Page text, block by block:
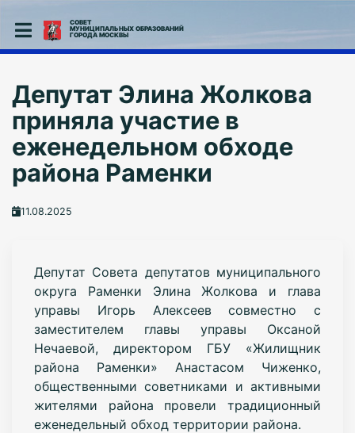
СОВЕТ
МУНИЦИПАЛЬНЫХ ОБРАЗОВАНИЙ
ГОРОДА МОСКВЫ
Депутат Элина Жолкова
приняла участие в
еженедельном обходе
района Раменки
11.08.2025
Депутат Совета депутатов муниципального
округа Раменки Элина Жолкова и глава
управы Игорь Алексеев совместно с
заместителем главы управы Оксаной
Нечаевой, директором ГБУ «Жилищник
района Раменки» Анастасом Чиженко,
общественными советниками и активными
жителями района провели традиционный
еженедельный обход территории района.